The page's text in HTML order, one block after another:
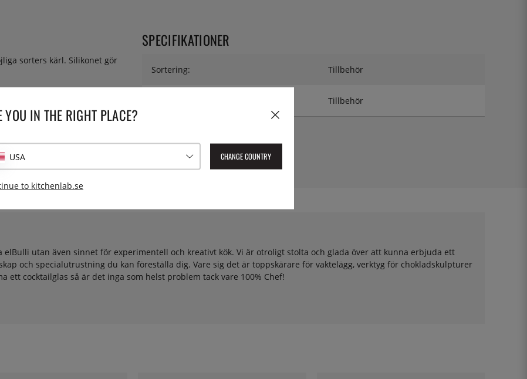
sorters kärl. Silikonet gör
SPECIFIKATIONER
Sortering: Tillbehör
Tillbehör
EAN:8436020100291
elBulli utan även sinnet för experimentell och kreativt kök. Vi är otroligt stolta och glada över att kunna erbjuda ett
och specialutrustning du kan föreställa dig. Vare sig det är toppskärare för vaktelägg, verktyg för chokladskulpturer
cocktailglas så är det inga som helst problem tack vare 100% Chef!
YOU IN THE RIGHT PLACE?
USA CHANGE COUNTRY
to kitchenlab.se